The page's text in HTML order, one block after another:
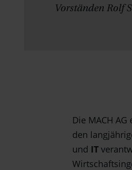
Vorständen Rolf
Die MACH
den
und IT